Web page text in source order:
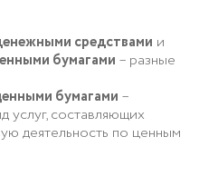
средствами и
бумагами – разные
бумагами –
услуг, составляющих
деятельность по ценным